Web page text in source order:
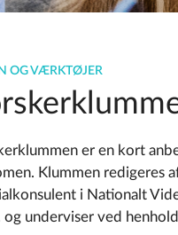
OG VÆRKTØJER
er en kort
Klummen redigeres
i Nationalt
og underviser ved